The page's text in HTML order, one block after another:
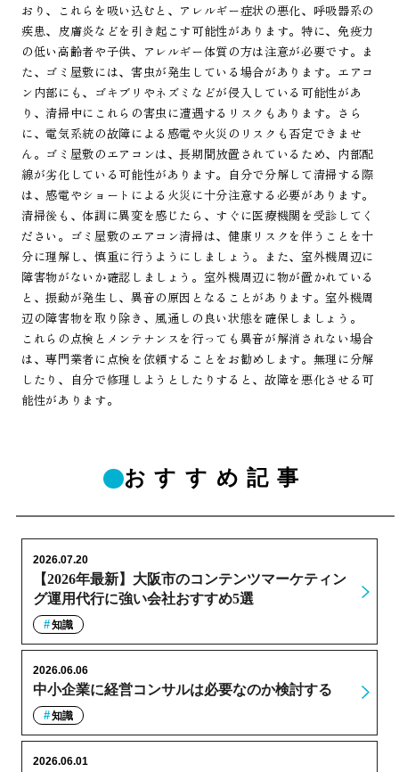
おり、これらを吸い込むと、アレルギー症状の悪化、呼吸器系の
疾患、皮膚炎などを引き起こす可能性があります。特に、免疫力
の低い高齢者や子供、アレルギー体質の方は注意が必要です。ま
た、ゴミ屋敷には、害虫が発生している場合があります。エアコ
ン内部にも、ゴキブリやネズミなどが侵入している可能性があ
り、清掃中にこれらの害虫に遭遇するリスクもあります。さら
に、電気系統の故障による感電や火災のリスクも否定できませ
ん。ゴミ屋敷のエアコンは、長期間放置されているため、内部配
線が劣化している可能性があります。自分で分解して清掃する際
は、感電やショートによる火災に十分注意する必要があります。
清掃後も、体調に異変を感じたら、すぐに医療機関を受診してく
ださい。ゴミ屋敷のエアコン清掃は、健康リスクを伴うことを十
分に理解し、慎重に行うようにしましょう。また、室外機周辺に
障害物がないか確認しましょう。室外機周辺に物が置かれている
と、振動が発生し、異音の原因となることがあります。室外機周
辺の障害物を取り除き、風通しの良い状態を確保しましょう。
これらの点検とメンテナンスを行っても異音が解消されない場合
は、専門業者に点検を依頼することをお勧めします。無理に分解
したり、自分で修理しようとしたりすると、故障を悪化させる可
能性があります。
おすすめ記事
【2026年最新】大阪市のコンテンツマーケティン
グ運用代行に強い会社おすすめ5選
2026.07.20
知識
中小企業に経営コンサルは必要なのか検討する
2026.06.06
知識
2026.06.01